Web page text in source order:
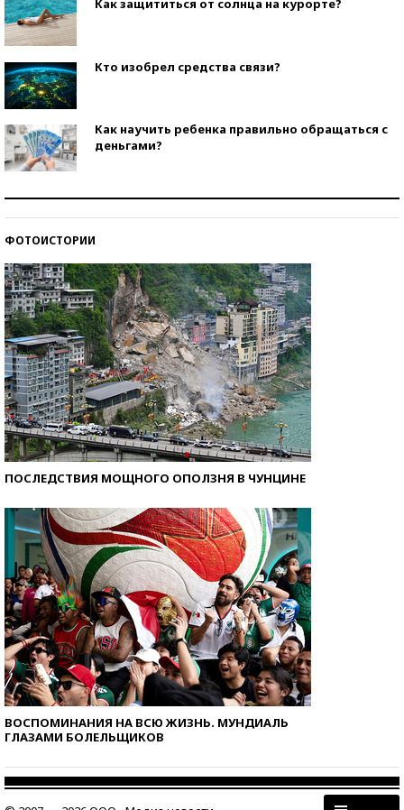
Как защититься от солнца на курорте?
Кто изобрел средства связи?
Как научить ребенка правильно обращаться с
деньгами?
ФОТОИСТОРИИ
ПОСЛЕДСТВИЯ МОЩНОГО ОПОЛЗНЯ В ЧУНЦИНЕ
ВОСПОМИНАНИЯ НА ВСЮ ЖИЗНЬ. МУНДИАЛЬ
ГЛАЗАМИ БОЛЕЛЬЩИКОВ